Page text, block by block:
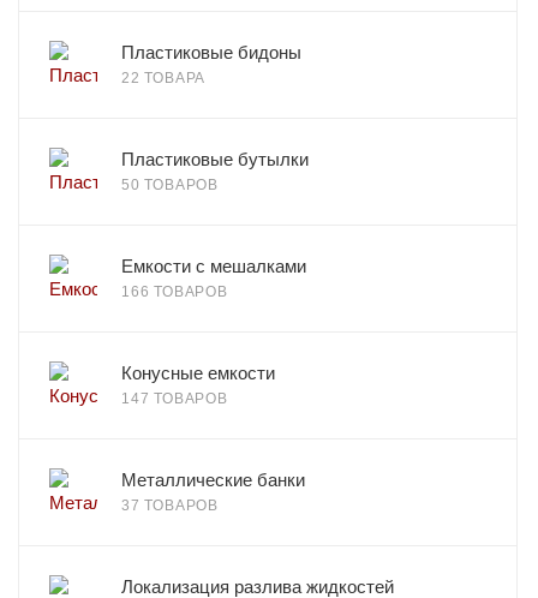
Пластиковые бидоны
22 ТОВАРА
Пластиковые бутылки
50 ТОВАРОВ
Емкости с мешалками
166 ТОВАРОВ
Конусные емкости
147 ТОВАРОВ
Металлические банки
37 ТОВАРОВ
Локализация разлива жидкостей